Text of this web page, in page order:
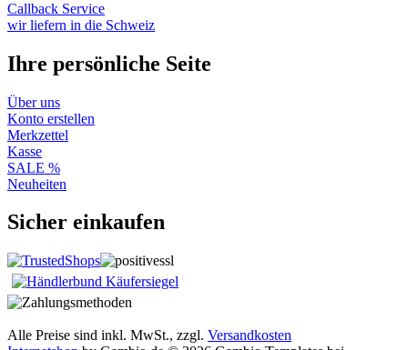
Callback Service
wir liefern in die Schweiz
Ihre persönliche Seite
Über uns
Konto erstellen
Merkzettel
Kasse
SALE %
Neuheiten
Sicher einkaufen
Alle Preise sind inkl. MwSt., zzgl. Versandkosten